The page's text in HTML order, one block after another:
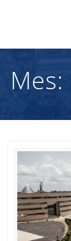
Mes: